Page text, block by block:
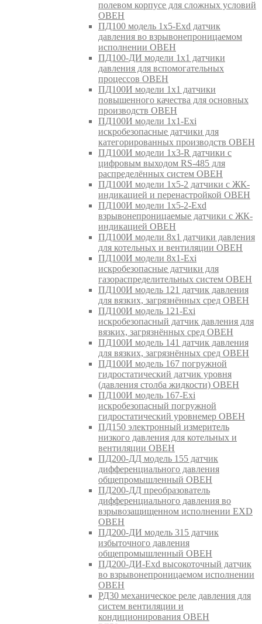
полевом корпусе для сложных условий
ОВЕН
ПД100 модель 1х5-Exd датчик
давления во взрывонепроницаемом
исполнении ОВЕН
ПД100-ДИ модели 1х1 датчики
давления для вспомогательных
процессов ОВЕН
ПД100И модели 1х1 датчики
повышенного качества для основных
производств ОВЕН
ПД100И модели 1х1-Exi
искробезопасные датчики для
категорированных производств ОВЕН
ПД100И модели 1х3-R датчики с
цифровым выходом RS-485 для
распределённых систем ОВЕН
ПД100И модели 1х5-2 датчики с ЖК-
индикацией и перенастройкой ОВЕН
ПД100И модели 1х5-2-Exd
взрывонепроницаемые датчики с ЖК-
индикацией ОВЕН
ПД100И модели 8х1 датчики давления
для котельных и вентиляции ОВЕН
ПД100И модели 8х1-Exi
искробезопасные датчики для
газораспределительных систем ОВЕН
ПД100И модель 121 датчик давления
для вязких, загрязнённых сред ОВЕН
ПД100И модель 121-Exi
искробезопасный датчик давления для
вязких, загрязнённых сред ОВЕН
ПД100И модель 141 датчик давления
для вязких, загрязнённых сред ОВЕН
ПД100И модель 167 погружной
гидростатический датчик уровня
(давления столба жидкости) ОВЕН
ПД100И модель 167-Exi
искробезопасный погружной
гидростатический уровнемер ОВЕН
ПД150 электронный измеритель
низкого давления для котельных и
вентиляции ОВЕН
ПД200-ДД модель 155 датчик
дифференциального давления
общепромышленный ОВЕН
ПД200-ДД преобразователь
дифференциального давления во
взрывозащищенном исполнении EXD
ОВЕН
ПД200-ДИ модель 315 датчик
избыточного давления
общепромышленный ОВЕН
ПД200-ДИ-Exd высокоточный датчик
во взрывонепроницаемом исполнении
ОВЕН
РД30 механическое реле давления для
систем вентиляции и
кондиционирования ОВЕН